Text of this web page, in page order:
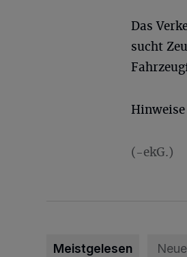
Das
sucht
(-ekG.)
Meistgelesen